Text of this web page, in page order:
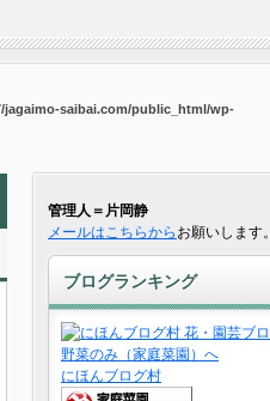
jagaimo-saibai.com/public_html/wp-
管理人＝片岡静
メールはこちらから お願いします。
ブログランキング
にほんブログ村